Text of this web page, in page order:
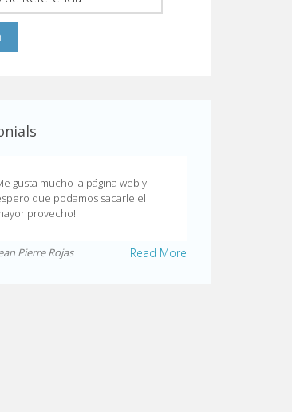
gusta mucho la página web y
que podamos sacarle el
provecho!
Read More
Pierre Rojas